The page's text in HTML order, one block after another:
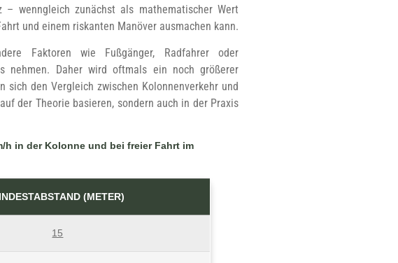
wenngleich zunächst als mathematischer Wert
und einem riskanten Manöver ausmachen kann.
Faktoren wie Fußgänger, Radfahrer oder
nehmen. Daher wird oftmals ein noch größerer
den Vergleich zwischen Kolonnenverkehr und
der Theorie basieren, sondern auch in der Praxis
in der Kolonne und bei freier Fahrt im
(METER)
15